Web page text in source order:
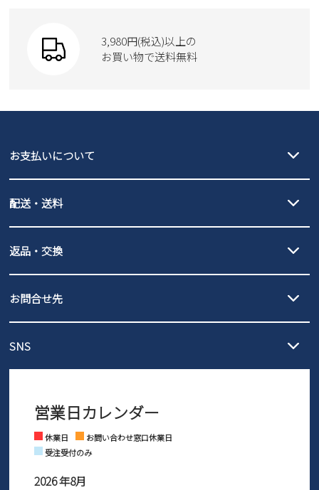
moz
Parade
GAP
new balance
瞬足
3,980円(税込)以上の
お買い物で送料無料
お支払いについて
PayPay（オンライン決済）、代金引換のご利用が可能です。
配送・送料
北海道・本州・四国・九州…550円
3,980円（税込）以上お買い上げで送料無料
発送日・送料詳細については
ご利用ください。
全国一律…220円（税込）
発送日・送料詳細についてはご利用ガイドを
ご利用ください。
返品・交換
の片道無料サービスを実施中！
ントとしても安心してご利用いただけるよう、サイズ交換の受付期
さい。
お問合せ先
営業時間：11時～17時
※土日祝はお問い合わせ窓口休業日となります。
SNS
Facebook Instagram
営業日カレンダー
休業日
お問い合わせ窓口休業日
受注受付のみ
2026 年8月